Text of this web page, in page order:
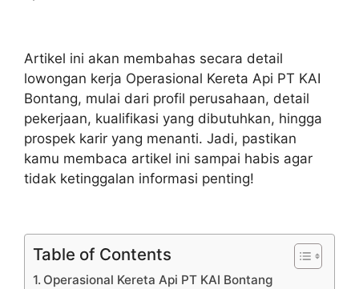
Artikel ini akan membahas secara detail
lowongan kerja Operasional Kereta Api PT KAI
Bontang, mulai dari profil perusahaan, detail
pekerjaan, kualifikasi yang dibutuhkan, hingga
prospek karir yang menanti. Jadi, pastikan
kamu membaca artikel ini sampai habis agar
tidak ketinggalan informasi penting!
Table of Contents
Operasional Kereta Api PT KAI Bontang